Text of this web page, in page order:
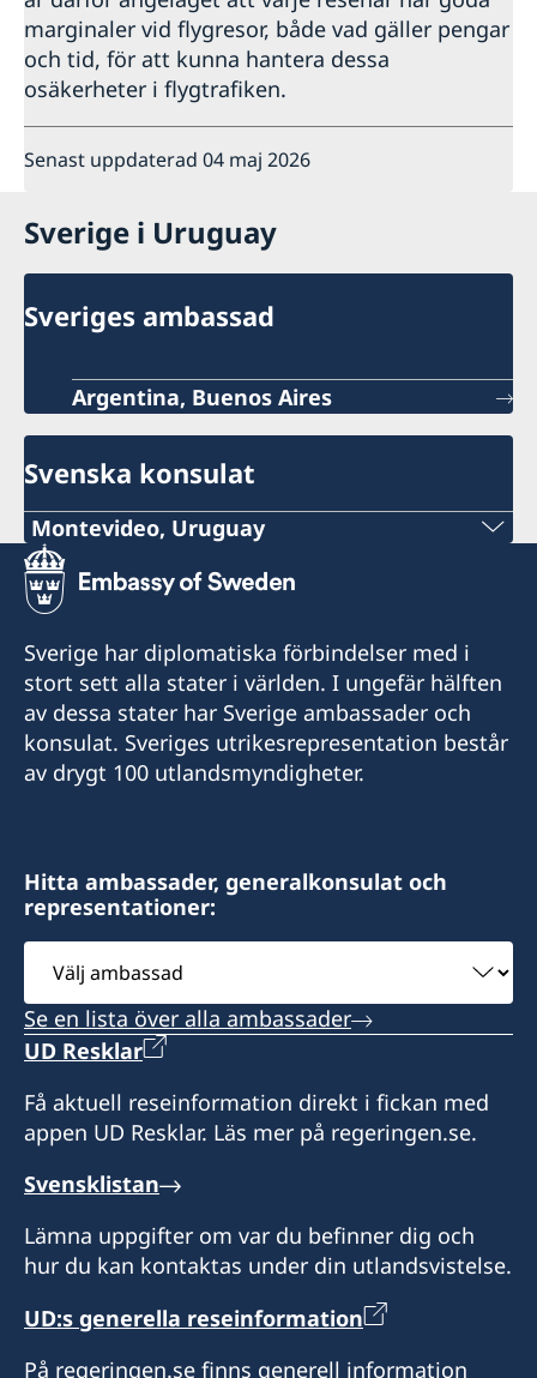
marginaler vid flygresor, både vad gäller pengar
och tid, för att kunna hantera dessa
osäkerheter i flygtrafiken.
Senast uppdaterad 04 maj 2026
Sverige i Uruguay
Sveriges ambassad
Argentina, Buenos Aires
Svenska konsulat
Montevideo, Uruguay
Tel:
+598 2914 7477
E-mail:
info@suecia.consuladouy.com
Rambla 25 de Agosto 318, Apto. 802, esq. Colón
Vänligen boka tid via mail innan besök.
Telefontider: måndag, onsdag och fredag kl. 15
- 16
Honorär generalkonsul
Leonardo Couto Núñez
Sverige har diplomatiska förbindelser med i
stort sett alla stater i världen. I ungefär hälften
av dessa stater har Sverige ambassader och
konsulat. Sveriges utrikesrepresentation består
av drygt 100 utlandsmyndigheter.
Hitta ambassader, generalkonsulat och
representationer:
Välj
ambassad
Se en lista över alla ambassader
UD Resklar
Få aktuell reseinformation direkt i fickan med
appen UD Resklar. Läs mer på regeringen.se.
Svensklistan
Lämna uppgifter om var du befinner dig och
hur du kan kontaktas under din utlandsvistelse.
UD:s generella reseinformation
På regeringen.se finns generell information